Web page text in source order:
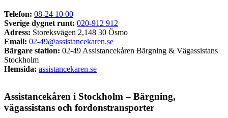
Telefon: 08-24 10 00
Sverige dygnet runt: 020-912 912
Adress: Storeksvägen 2,148 30 Ösmo
Email: 02-49@assistancekaren.se
Bärgare station: 02-49 Assistancekåren Bärgning & Vägassistans
Stockholm
Hemsida: assistancekaren.se
Assistancekåren i Stockholm – Bärgning,
vägassistans och fordonstransporter